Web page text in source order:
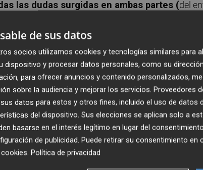
las dudas surgidas en ambas partes (del
por defender sus peticiones a la hora de reforzar la
diario el pasado verano, ambas partes acordaron
la vinculación contractual que les une.
de Bordalás en el Valencia CF se plantea la
para el entrenador alicantino en su
o segunda división en las que tuvo continuidad,
de su primer año, y caso de haber estado
de sus datos
socios utilizamos cookies y tecnologías similares para
dispositivo y procesar datos personales, como su
para ofrecer anuncios y contenido personalizados,
sobre la audiencia y mejorar los servicios. Proveedores
datos para estos y otros fines, incluido el uso de datos
del dispositivo. Sus elecciones se aplican solo a
basarse en el interés legítimo en lugar del
de publicidad. Puede retirar su consentimiento en
. Política de privacidad